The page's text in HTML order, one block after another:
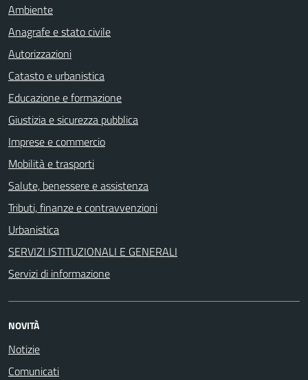
Ambiente
Anagrafe e stato civile
Autorizzazioni
Catasto e urbanistica
Educazione e formazione
Giustizia e sicurezza pubblica
Imprese e commercio
Mobilità e trasporti
Salute, benessere e assistenza
Tributi, finanze e contravvenzioni
Urbanistica
SERVIZI ISTITUZIONALI E GENERALI
Servizi di informazione
NOVITÀ
Notizie
Comunicati